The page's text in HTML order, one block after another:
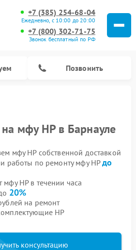
+7 (385) 254-68-04
Ежедневно, с 10:00 до 20:00
+7 (800) 302-71-75
Звонок бесплатный по РФ
Позвонить
мфу HP в Барнауле
мфу HP собственной доставкой
работы по ремонту мфу HPдо
HP в течении часа
20%
на ремонт
HP
консультацию